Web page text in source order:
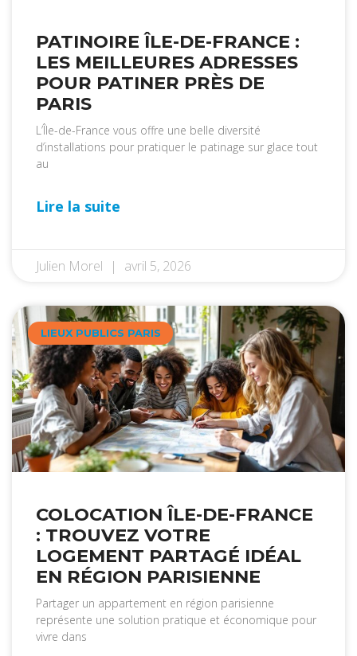
PATINOIRE ÎLE-DE-FRANCE :
LES MEILLEURES ADRESSES
POUR PATINER PRÈS DE
PARIS
L’Île-de-France vous offre une belle diversité
d’installations pour pratiquer le patinage sur glace tout
au
Lire la suite
Julien Morel avril 5, 2026
LIEUX PUBLICS PARIS
COLOCATION ÎLE-DE-FRANCE
: TROUVEZ VOTRE
LOGEMENT PARTAGÉ IDÉAL
EN RÉGION PARISIENNE
Partager un appartement en région parisienne
représente une solution pratique et économique pour
vivre dans